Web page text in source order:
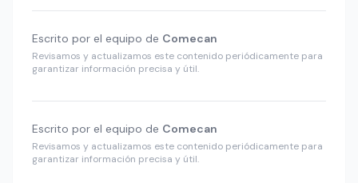
Escrito por el equipo de Comecan
Revisamos y actualizamos este contenido periódicamente para
garantizar información precisa y útil.
Escrito por el equipo de Comecan
Revisamos y actualizamos este contenido periódicamente para
garantizar información precisa y útil.